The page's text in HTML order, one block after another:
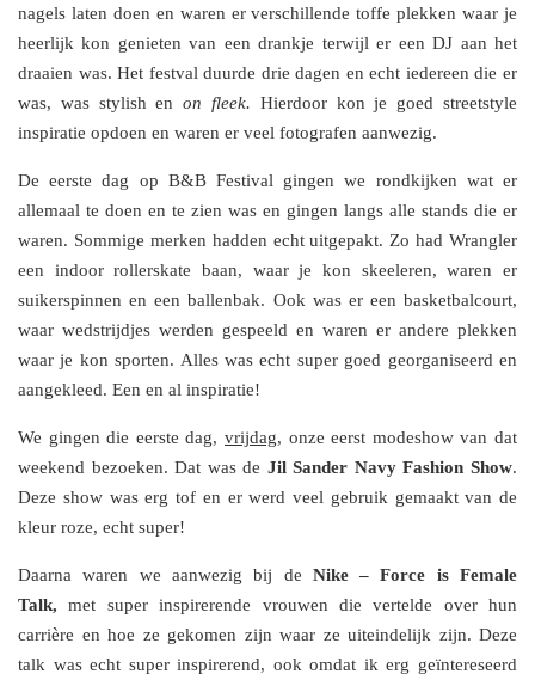
nagels laten doen en waren er verschillende toffe plekken waar je
heerlijk kon genieten van een drankje terwijl er een DJ aan het
draaien was. Het festval duurde drie dagen en echt iedereen die er
was, was stylish en on fleek. Hierdoor kon je goed streetstyle
inspiratie opdoen en waren er veel fotografen aanwezig.
De eerste dag op B&B Festival gingen we rondkijken wat er
allemaal te doen en te zien was en gingen langs alle stands die er
waren. Sommige merken hadden echt uitgepakt. Zo had Wrangler
een indoor rollerskate baan, waar je kon skeeleren, waren er
suikerspinnen en een ballenbak. Ook was er een basketbalcourt,
waar wedstrijdjes werden gespeeld en waren er andere plekken
waar je kon sporten. Alles was echt super goed georganiseerd en
aangekleed. Een en al inspiratie!
We gingen die eerste dag, vrijdag, onze eerst modeshow van dat
weekend bezoeken. Dat was de Jil Sander Navy Fashion Show.
Deze show was erg tof en er werd veel gebruik gemaakt van de
kleur roze, echt super!
Daarna waren we aanwezig bij de Nike – Force is Female
Talk,met super inspirerende vrouwen die vertelde over hun
carrière en hoe ze gekomen zijn waar ze uiteindelijk zijn. Deze
talk was echt super inspirerend, ook omdat ik erg geïntereseerd